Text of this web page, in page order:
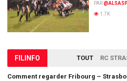
PAR
1.7K
FIL INFO TOUT RC
Comment regarder Fribourg –